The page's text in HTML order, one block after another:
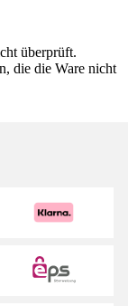
überprüft.
die die Ware nicht